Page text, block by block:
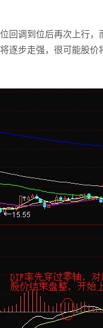
调到位后再次上行，
逐步走强，很可能股